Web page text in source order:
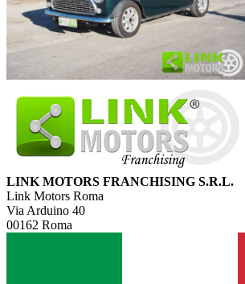
LINK MOTORS FRANCHISING S.R.L.
Link Motors Roma
Via Arduino 40
00162 Roma